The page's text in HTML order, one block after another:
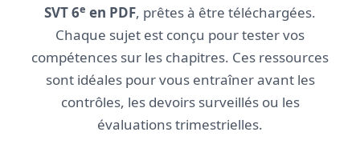
SVT 6e en PDF, prêtes à être téléchargées.
Chaque sujet est conçu pour tester vos
compétences sur les chapitres. Ces ressources
sont idéales pour vous entraîner avant les
contrôles, les devoirs surveillés ou les
évaluations trimestrielles.